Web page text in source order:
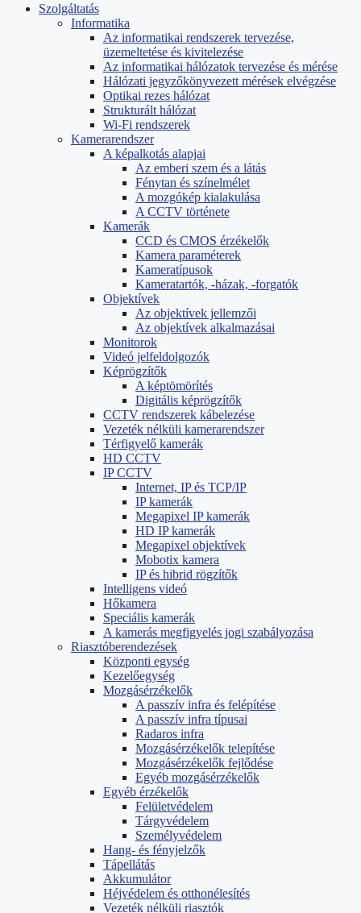
Szolgáltatás
Informatika
Az informatikai rendszerek tervezése,
üzemeltetése és kivitelezése
Az informatikai hálózatok tervezése és mérése
Hálózati jegyzőkönyvezett mérések elvégzése
Optikai rezes hálózat
Strukturált hálózat
Wi-Fi rendszerek
Kamerarendszer
A képalkotás alapjai
Az emberi szem és a látás
Fénytan és színelmélet
A mozgókép kialakulása
A CCTV története
Kamerák
CCD és CMOS érzékelők
Kamera paraméterek
Kameratípusok
Kameratartók, -házak, -forgatók
Objektívek
Az objektívek jellemzői
Az objektívek alkalmazásai
Monitorok
Videó jelfeldolgozók
Képrögzítők
A képtömörítés
Digitális képrögzítők
CCTV rendszerek kábelezése
Vezeték nélküli kamerarendszer
Térfigyelő kamerák
HD CCTV
IP CCTV
Internet, IP és TCP/IP
IP kamerák
Megapixel IP kamerák
HD IP kamerák
Megapixel objektívek
Mobotix kamera
IP és hibrid rögzítők
Intelligens videó
Hőkamera
Speciális kamerák
A kamerás megfigyelés jogi szabályozása
Riasztóberendezések
Központi egység
Kezelőegység
Mozgásérzékelők
A passzív infra és felépítése
A passzív infra típusai
Radaros infra
Mozgásérzékelők telepítése
Mozgásérzékelők fejlődése
Egyéb mozgásérzékelők
Egyéb érzékelők
Felületvédelem
Tárgyvédelem
Személyvédelem
Hang- és fényjelzők
Tápellátás
Akkumulátor
Héjvédelem és otthonélesítés
Vezeték nélküli riasztók